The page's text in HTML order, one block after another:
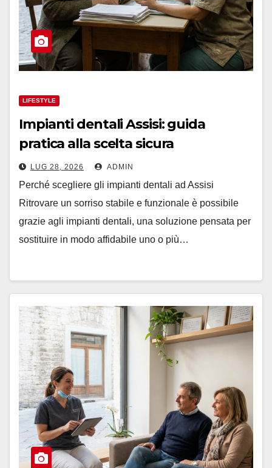
LIFESTYLE
Impianti dentali Assisi: guida
pratica alla scelta sicura
LUG 28, 2026 ADMIN
Perché scegliere gli impianti dentali ad Assisi
Ritrovare un sorriso stabile e funzionale è possibile
grazie agli impianti dentali, una soluzione pensata per
sostituire in modo affidabile uno o più…